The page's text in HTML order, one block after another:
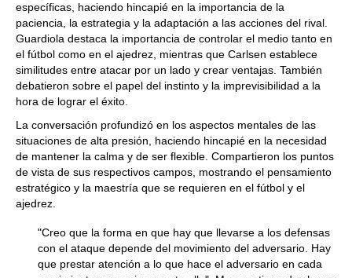
específicas, haciendo hincapié en la importancia de la
paciencia, la estrategia y la adaptación a las acciones del rival.
Guardiola destaca la importancia de controlar el medio tanto en
el fútbol como en el ajedrez, mientras que Carlsen establece
similitudes entre atacar por un lado y crear ventajas. También
debatieron sobre el papel del instinto y la imprevisibilidad a la
hora de lograr el éxito.
La conversación profundizó en los aspectos mentales de las
situaciones de alta presión, haciendo hincapié en la necesidad
de mantener la calma y de ser flexible. Compartieron los puntos
de vista de sus respectivos campos, mostrando el pensamiento
estratégico y la maestría que se requieren en el fútbol y el
ajedrez.
"Creo que la forma en que hay que llevarse a los defensas
con el ataque depende del movimiento del adversario. Hay
que prestar atención a lo que hace el adversario en cada